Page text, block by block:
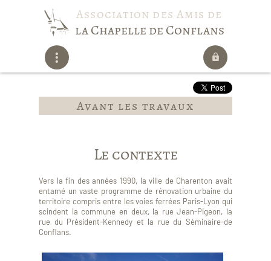
Association des Amis de
la Chapelle de Conflans
Avant les travaux
Le contexte
Vers la fin des années 1990, la ville de Charenton avait
entamé un vaste programme de rénovation urbaine du
territoire compris entre les voies ferrées Paris-Lyon qui
scindent la commune en deux, la rue Jean-Pigeon, la
rue du Président-Kennedy et la rue du Séminaire-de
Conflans.